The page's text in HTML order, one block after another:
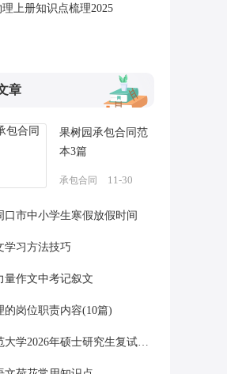
上册知识点梳理2025
章
果树园承包合同范
本3篇
承包合同 11-30
口市中小学生寒假放假时间
学习方法技巧
量作文中考记叙文
的岗位职责内容(10篇)
学2026年硕士研究生复试分数线